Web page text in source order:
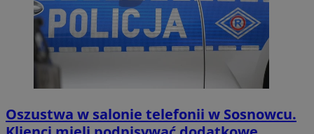
Oszustwa w salonie telefonii w Sosnowcu.